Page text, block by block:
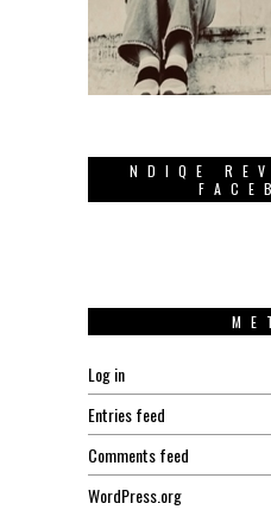
NDIQE
Log in
Entries feed
Comments feed
WordPress.org